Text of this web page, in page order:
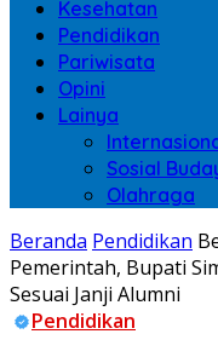
Kesehatan
Pendidikan
Pariwisata
Opini
Lainya
Sosial
Olahraga
Beranda Pendidikan
Pemerintah, Bupati
Sesuai Janji Alumni
Pendidikan